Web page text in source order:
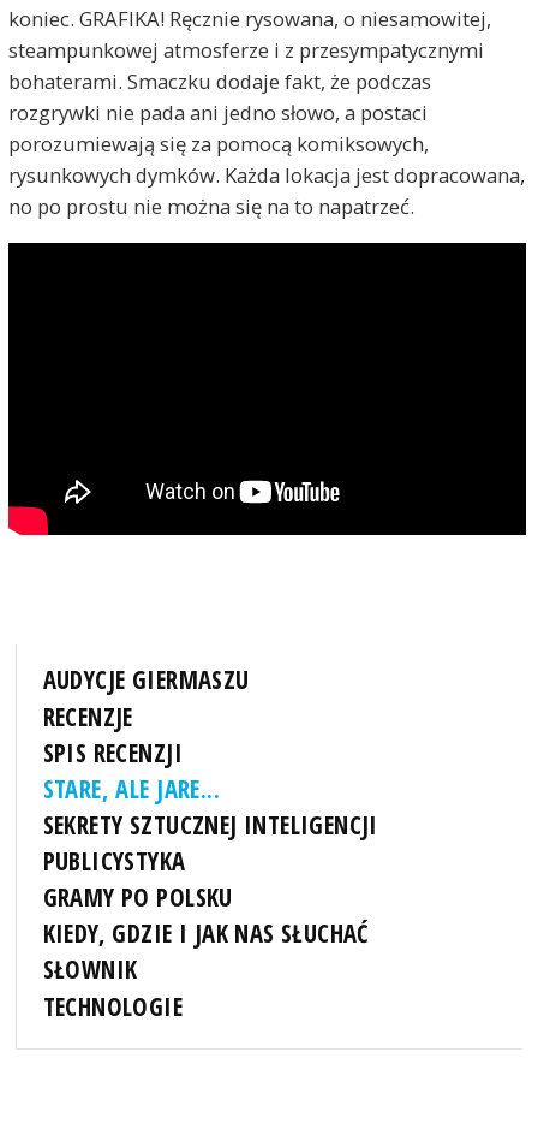
koniec. GRAFIKA! Ręcznie rysowana, o niesamowitej,
steampunkowej atmosferze i z przesympatycznymi
bohaterami. Smaczku dodaje fakt, że podczas
rozgrywki nie pada ani jedno słowo, a postaci
porozumiewają się za pomocą komiksowych,
rysunkowych dymków. Każda lokacja jest dopracowana,
no po prostu nie można się na to napatrzeć.
AUDYCJE GIERMASZU
RECENZJE
SPIS RECENZJI
STARE, ALE JARE...
SEKRETY SZTUCZNEJ INTELIGENCJI
PUBLICYSTYKA
GRAMY PO POLSKU
KIEDY, GDZIE I JAK NAS SŁUCHAĆ
SŁOWNIK
TECHNOLOGIE